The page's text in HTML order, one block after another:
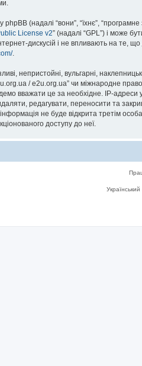
(надалі “вони”, “їхнє”,
License v2” (надалі “GPL”) і може
дискусій і не впливають на те,
.
непристойні, вульгарні,
/ e2u.org.ua” чи міжнародне
вважати це за необхідне. IP-адреси
редагувати, переносити та
не буде відкрита третім
доступу до неї.